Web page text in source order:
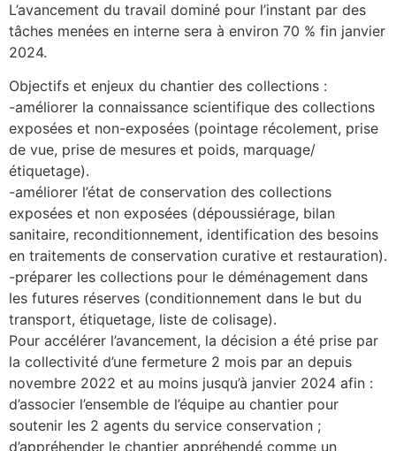
L’avancement du travail dominé pour l’instant par des
tâches menées en interne sera à environ 70 % fin janvier
2024.
Objectifs et enjeux du chantier des collections :
-améliorer la connaissance scientifique des collections
exposées et non-exposées (pointage récolement, prise
de vue, prise de mesures et poids, marquage/
étiquetage).
-améliorer l’état de conservation des collections
exposées et non exposées (dépoussiérage, bilan
sanitaire, reconditionnement, identification des besoins
en traitements de conservation curative et restauration).
-préparer les collections pour le déménagement dans
les futures réserves (conditionnement dans le but du
transport, étiquetage, liste de colisage).
Pour accélérer l’avancement, la décision a été prise par
la collectivité d’une fermeture 2 mois par an depuis
novembre 2022 et au moins jusqu’à janvier 2024 afin :
d’associer l’ensemble de l’équipe au chantier pour
soutenir les 2 agents du service conservation ;
d’appréhender le chantier appréhendé comme un